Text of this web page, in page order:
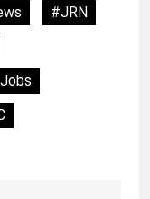
#JRN